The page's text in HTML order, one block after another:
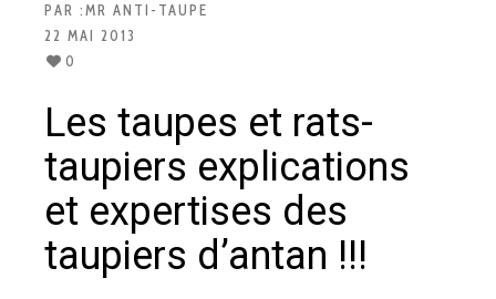
PAR :MR ANTI-TAUPE
22 MAI 2013
0
Les taupes et rats-
taupiers explications
et expertises des
taupiers d’antan !!!